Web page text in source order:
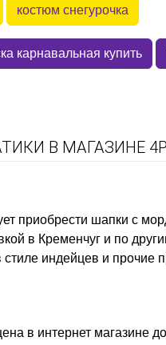
костюм снегурочка
карнавальная купить
В МАГАЗИНЕ
приобрести шапки с
в Кременчуг и по
индейцев и прочие
в интернет магазине